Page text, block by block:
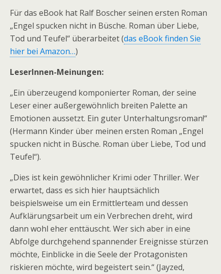
Für das eBook hat Ralf Boscher seinen ersten Roman
„Engel spucken nicht in Büsche. Roman über Liebe,
Tod und Teufel“ überarbeitet (das eBook finden Sie
hier bei Amazon…)
LeserInnen-Meinungen:
„Ein überzeugend komponierter Roman, der seine
Leser einer außergewöhnlich breiten Palette an
Emotionen aussetzt. Ein guter Unterhaltungsroman!“
(Hermann Kinder über meinen ersten Roman „Engel
spucken nicht in Büsche. Roman über Liebe, Tod und
Teufel“).
„Dies ist kein gewöhnlicher Krimi oder Thriller. Wer
erwartet, dass es sich hier hauptsächlich
beispielsweise um ein Ermittlerteam und dessen
Aufklärungsarbeit um ein Verbrechen dreht, wird
dann wohl eher enttäuscht. Wer sich aber in eine
Abfolge durchgehend spannender Ereignisse stürzen
möchte, Einblicke in die Seele der Protagonisten
riskieren möchte, wird begeistert sein.“ (Jayzed,